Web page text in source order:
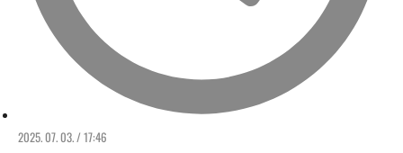
2025. 07. 03. / 17:46